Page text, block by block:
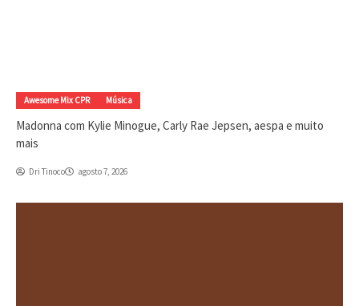
Awesome Mix CPR Música
Madonna com Kylie Minogue, Carly Rae Jepsen, aespa e muito
mais
Dri Tinoco agosto 7, 2026